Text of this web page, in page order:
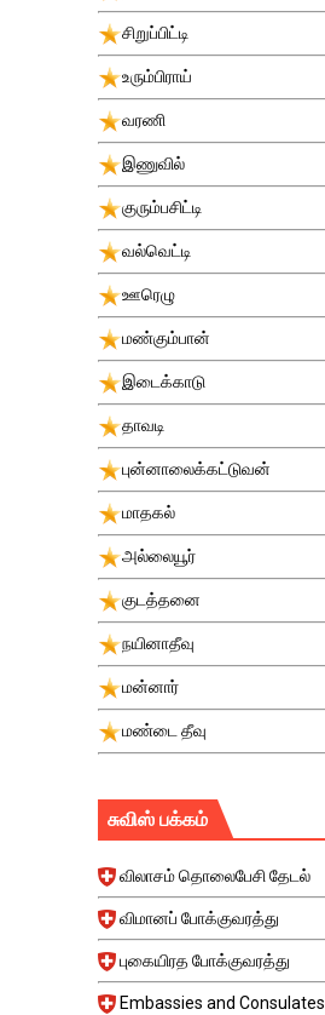
சிறுப்பிட்டி
உரும்பிராய்
வரணி
இணுவில்
குரும்பசிட்டி
வல்வெட்டி
ஊரெழு
மண்கும்பான்
இடைக்காடு
தாவடி
புன்னாலைக்கட்டுவன்
மாதகல்
அல்லையூர்
குடத்தனை
நயினாதீவு
மன்னார்
மண்டை தீவு
சுவிஸ் பக்கம்
விலாசம் தொலைபேசி தேடல்
விமானப் போக்குவரத்து
புகையிரத போக்குவரத்து
Embassies and Consulates